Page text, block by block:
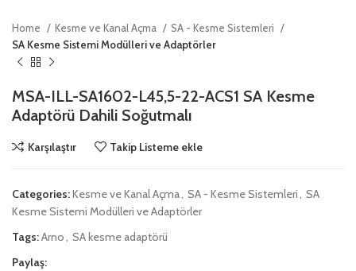
Home Kesme ve Kanal Açma
SA - Kesme Sistemleri
SA Kesme Sistemi Modülleri ve Adaptörler
MSA-ILL-SA1602-L45,5-22-ACS1 SA Kesme
Adaptörü Dahili Soğutmalı
Karşılaştır Takip Listeme ekle
Categories:Kesme ve Kanal Açma, SA - Kesme Sistemleri, SA
Kesme Sistemi Modülleri ve Adaptörler
Tags:Arno, SA kesme adaptörü
Paylaş: